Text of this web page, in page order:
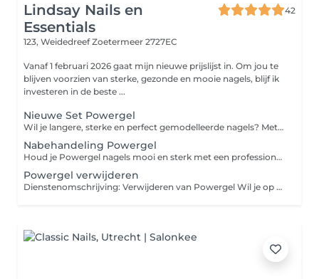
Lindsay Nails en
Essentials
42
123, WeidedreefZoetermeer 2727EC
Vanaf 1 februari 2026 gaat mijn nieuwe prijslijst in. Om jou te
blijven voorzien van sterke, gezonde en mooie nagels, blijf ik
investeren in de beste ...
Nieuwe Set Powergel
Wil je langere, sterke en perfect gemodelleerde nagels? Met onze Nieuwe Set Powergel behandeling krijg je prachtige kunstnagels die zowel stevig als flexibel zijn. Powergel is een combinatie van acryl en gel, waardoor het sterker is dan gewone gel en lichter aanvoelt dan acryl. Perfect voor iedereen die langdurig mooie nagels wil!
Nabehandeling Powergel
Houd je Powergel nagels mooi en sterk met een professionele Nabehandeling Powergel. Na verloop van tijd groeien je natuurlijke nagels, en met deze behandeling vullen we de uitgroei op en zorgen we voor een frisse, verzorgde look. Zo blijven je nagels perfect in model en optimaal beschermd tegen breken of beschadiging.
Powergel verwijderen
Dienstenomschrijving: Verwijderen van Powergel Wil je op een veilige en verantwoorde manier van je Powergel-nagels af? Onze Powergel-verwijdering-behandeling zorgt ervoor dat de gel professioneel wordt verwijderd zonder schade aan je natuurlijke nagels.